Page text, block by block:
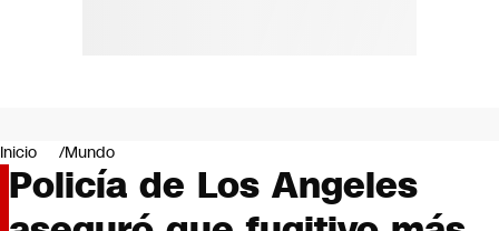
Negocios
Deportes
Programas completos
Cultura
Inicio Mundo
Policía de Los Angeles